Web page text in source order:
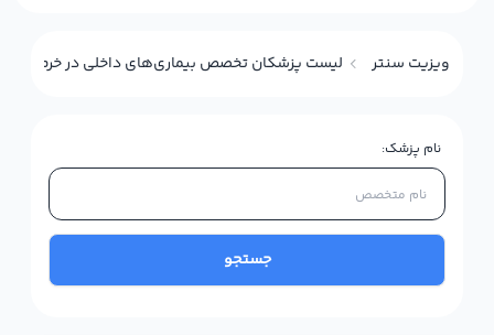
ویزیت سنتر لیست پزشکان تخصص بیماری‌های داخلی در خرم آباد
نام پزشک:
جستجو